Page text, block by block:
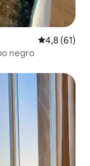
4,8 (61)
negro